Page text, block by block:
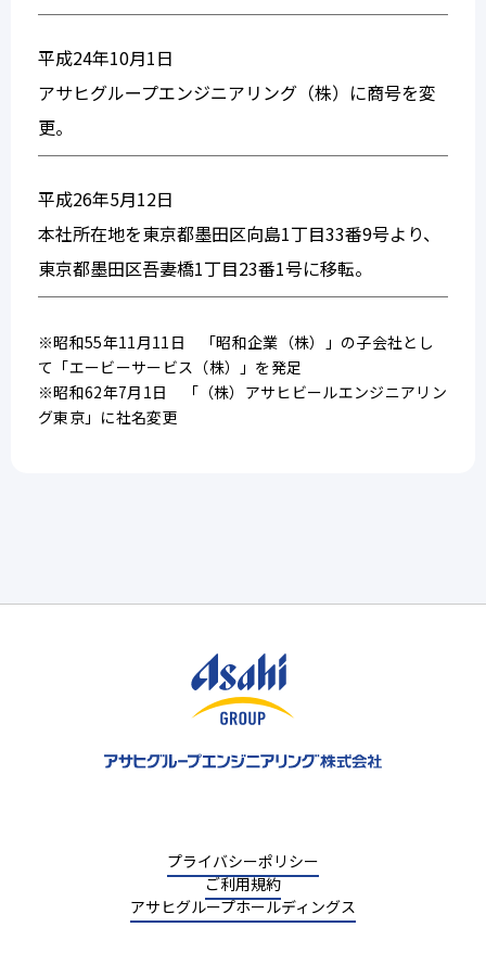
平成24年10月1日
アサヒグループエンジニアリング（株）に商号を変
更。
平成26年5月12日
本社所在地を東京都墨田区向島1丁目33番9号より、
東京都墨田区吾妻橋1丁目23番1号に移転。
※昭和55年11月11日 「昭和企業（株）」の子会社とし
て「エービーサービス（株）」を発足
※昭和62年7月1日 「（株）アサヒビールエンジニアリン
グ東京」に社名変更
プライバシーポリシー
ご利用規約
アサヒグループホールディングス